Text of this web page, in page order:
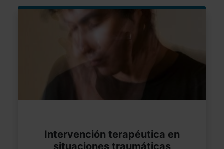
Intervención terapéutica en
situaciones traumáticas